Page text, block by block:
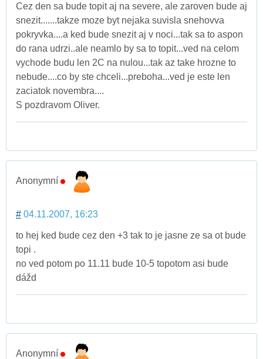
Cez den sa bude topit aj na severe, ale zaroven bude aj
snezit.......takze moze byt nejaka suvisla snehovva
pokryvka....a ked bude snezit aj v noci...tak sa to aspon
do rana udrzi..ale neamlo by sa to topit...ved na celom
vychode budu len 2C na nulou...tak az take hrozne to
nebude....co by ste chceli...preboha...ved je este len
zaciatok novembra....
S pozdravom Oliver.
Anonymní
# 04.11.2007, 16:23
to hej ked bude cez den +3 tak to je jasne ze sa ot bude
topi .
no ved potom po 11.11 bude 10-5 topotom asi bude
dážd
Anonymní